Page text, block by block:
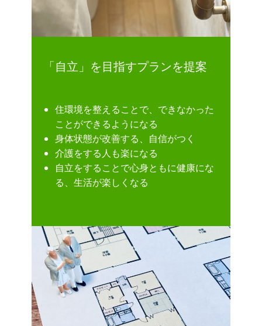
「自立」を目指すプランを提案
住環境を整えることで、できなかった
ことができるようになる
身体状態が改善する、自信がつく
介護をする人も楽になる
自立をすることで心身ともに健康にな
る、生活が楽しくなる